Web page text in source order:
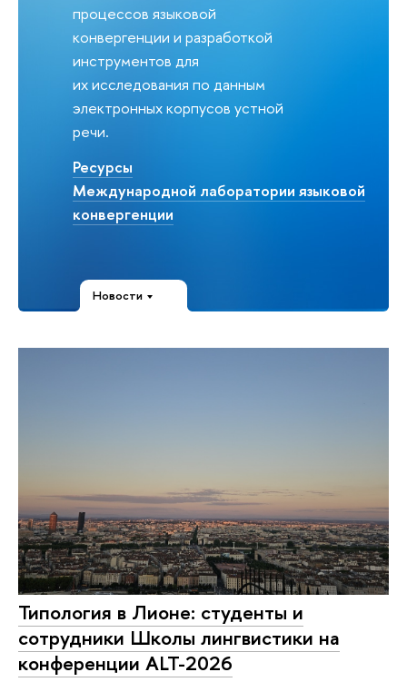
процессов языковой
конвергенции и разработкой
инструментов для
их исследования по данным
электронных корпусов устной
речи.
Ресурсы
Международной лаборатории языковой
конвергенции
Новости
Типология в Лионе: студенты и
сотрудники Школы лингвистики на
конференции ALT-2026